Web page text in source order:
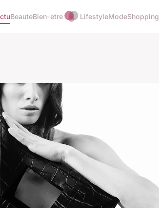
BeautéBien-etre LifestyleModeShopping